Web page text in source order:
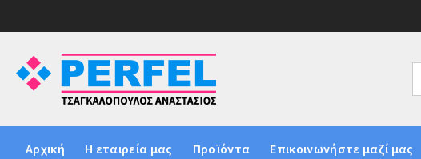
Αρχική Η εταιρεία μας Προϊόντα Επικοινωνήστε μαζί μας